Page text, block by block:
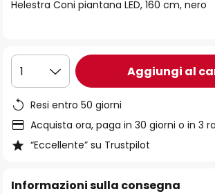
Helestra Coni piantana LED, 160 cm, nero
1 Aggiungi al
Resi entro 50 giorni
Acquista ora, paga in 30 giorni o in 3
“Eccellente” su Trustpilot
Informazioni sulla consegna